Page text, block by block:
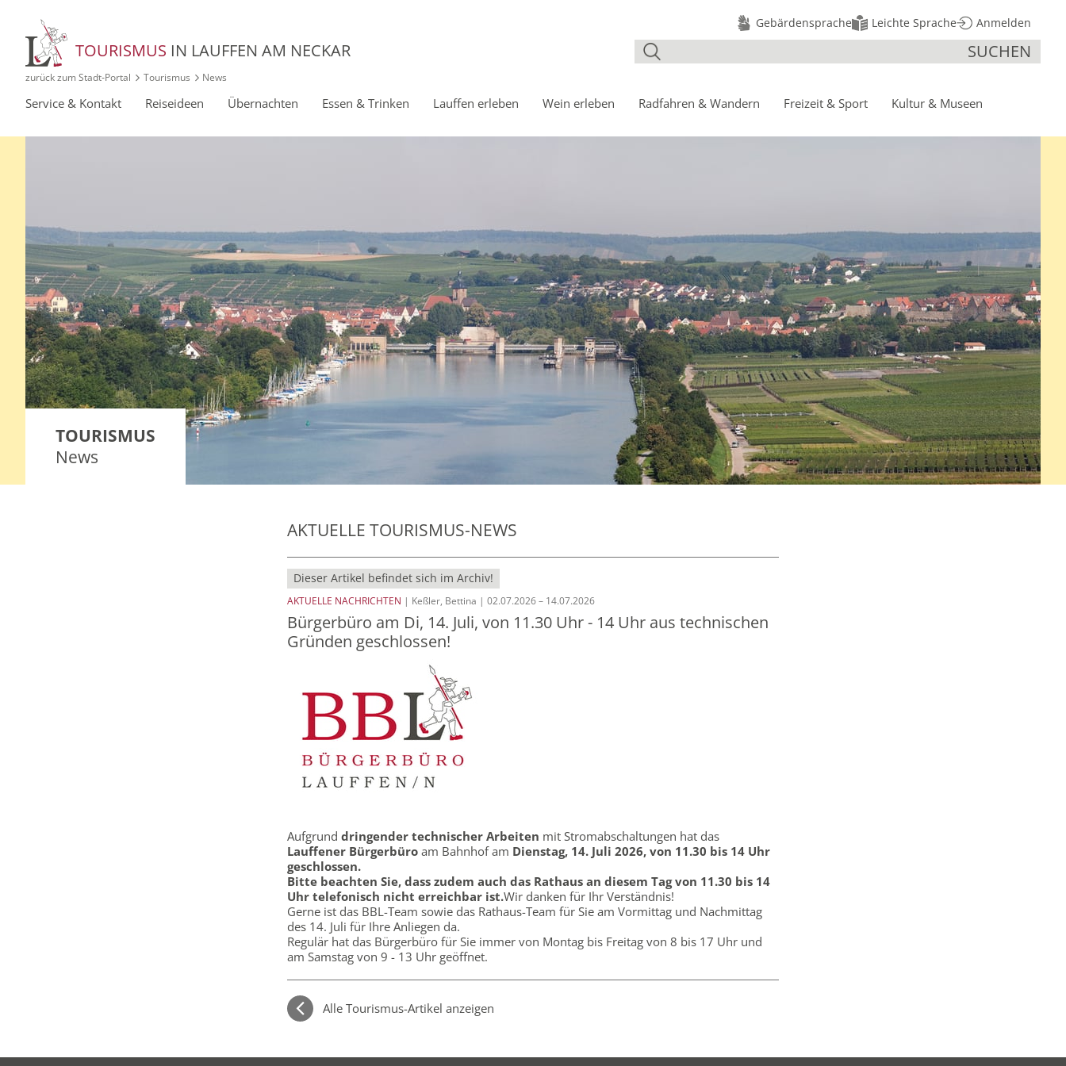
TOURISMUS IN LAUFFEN AM NECKAR
Gebärdensprache Leichte Sprache Anmelden
SUCHEN
zurück zum Stadt‑Portal Tourismus News
Service & Kontakt Reiseideen Übernachten Essen & Trinken Lauffen erleben Wein erleben Radfahren & Wandern Freizeit & Sport Kultur & Museen
TOURISMUS
News
AKTUELLE TOURISMUS-NEWS
Dieser Artikel befindet sich im Archiv!
AKTUELLE NACHRICHTEN | Keßler, Bettina | 02.07.2026 – 14.07.2026
Bürgerbüro am Di, 14. Juli, von 11.30 Uhr - 14 Uhr aus technischen
Gründen geschlossen!
Aufgrund dringender technischer Arbeiten mit Stromabschaltungen hat das
Lauffener Bürgerbüro am Bahnhof am Dienstag, 14. Juli 2026, von 11.30 bis 14 Uhr
geschlossen.
Bitte beachten Sie, dass zudem auch das Rathaus an diesem Tag von 11.30 bis 14
Uhr telefonisch nicht erreichbar ist.Wir danken für Ihr Verständnis!
Gerne ist das BBL-Team sowie das Rathaus-Team für Sie am Vormittag und Nachmittag
des 14. Juli für Ihre Anliegen da.
Regulär hat das Bürgerbüro für Sie immer von Montag bis Freitag von 8 bis 17 Uhr und
am Samstag von 9 - 13 Uhr geöffnet.
Alle Tourismus-Artikel anzeigen